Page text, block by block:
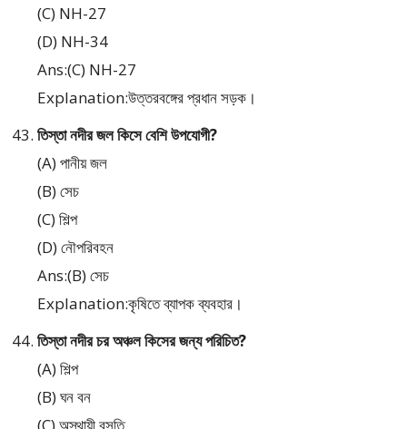
(C) NH-27
(D) NH-34
Ans:(C) NH-27
Explanation:উত্তরবঙ্গের প্রধান সড়ক।
তিস্তা নদীর জল কিসে বেশি উপযোগী?
(A) পানীয় জল
(B) সেচ
(C) শিল্প
(D) নৌপরিবহন
Ans:(B) সেচ
Explanation:কৃষিতে ব্যাপক ব্যবহার।
তিস্তা নদীর চর অঞ্চল কিসের জন্য পরিচিত?
(A) শিল্প
(B) ঘন বন